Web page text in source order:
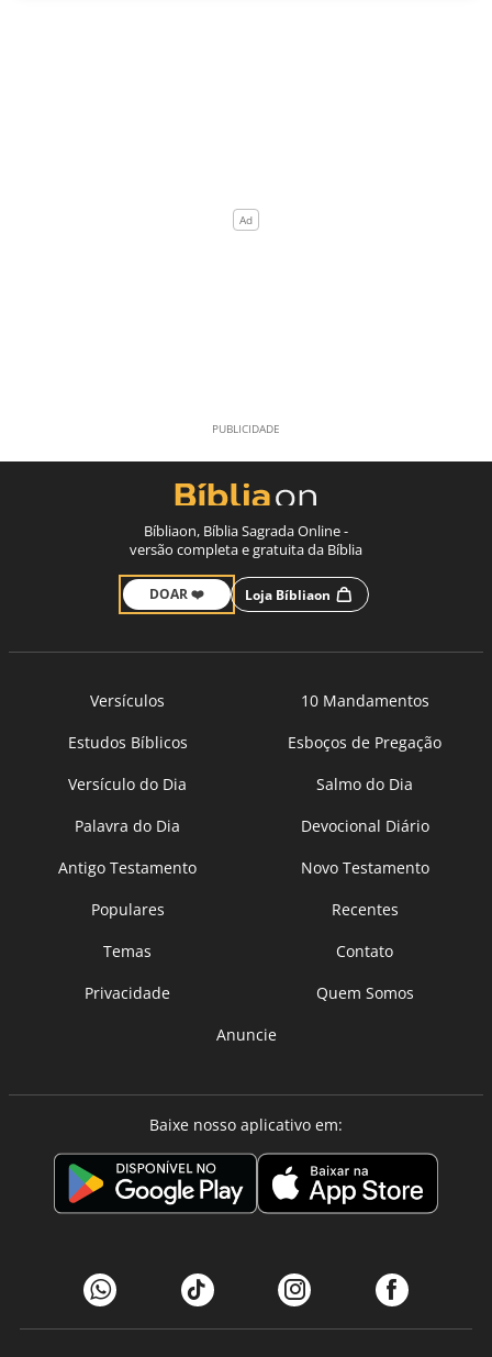
Bíbliaon, Bíblia Sagrada Online -
versão completa e gratuita da Bíblia
DOAR ❤️ Loja Bíbliaon
Versículos
10 Mandamentos
Estudos Bíblicos
Esboços de Pregação
Versículo do Dia
Salmo do Dia
Palavra do Dia
Devocional Diário
Antigo Testamento
Novo Testamento
Populares
Recentes
Temas
Contato
Privacidade
Quem Somos
Anuncie
Baixe nosso aplicativo em: